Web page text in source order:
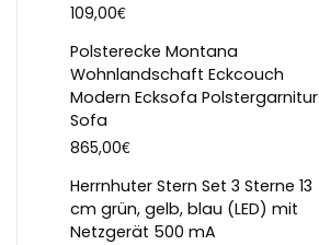
109,00€
Polsterecke Montana
Wohnlandschaft Eckcouch
Modern Ecksofa Polstergarnitur
Sofa
865,00€
Herrnhuter Stern Set 3 Sterne 13
cm grün, gelb, blau (LED) mit
Netzgerät 500 mA